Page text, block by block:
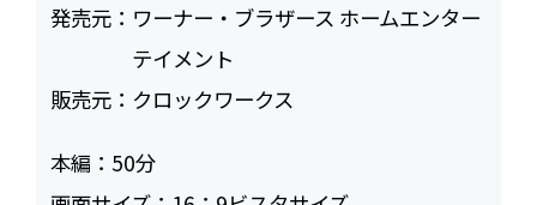
発売元： ワーナー・ブラザース ホームエンター
テイメント
販売元： クロックワークス
本編： 50